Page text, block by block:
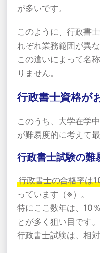
が多いです。
このように、行政書
れぞれ業務範囲が異な
この違いによって名
りません。
行政書士資格が
このうち、大学在学
が難易度的に考えて
行政書士試験の難
行政書士の合格率は
っています（※）。
特にここ数年は、10
とが多く狙い目です。
行政書士試験は、相